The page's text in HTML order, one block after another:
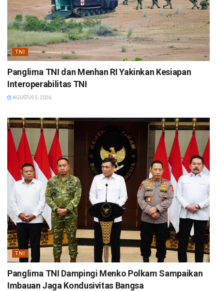
TNI
Panglima TNI dan Menhan RI Yakinkan Kesiapan
Interoperabilitas TNI
AGUSTUS 5, 2026
TNI
Panglima TNI Dampingi Menko Polkam Sampaikan
Imbauan Jaga Kondusivitas Bangsa